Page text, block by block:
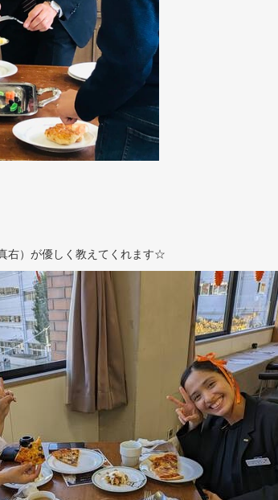
右）が優しく教えてくれます☆